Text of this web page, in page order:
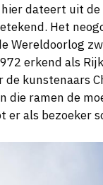
dateert uit
Het
Wereldoorlog
erkend als
kunstenaars
die ramen de
als bezoeker